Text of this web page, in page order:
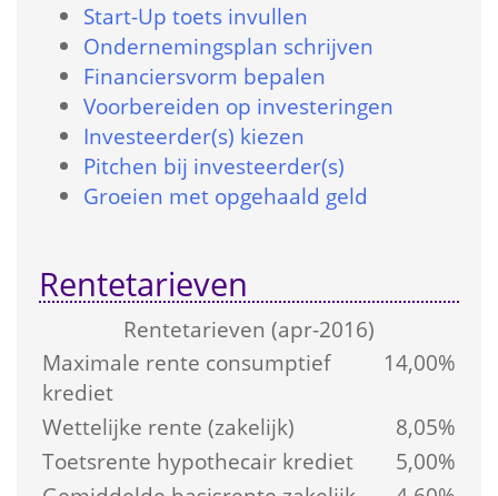
Start-Up toets in­vullen
Onder­nemings­plan schrijven
Financiers­vorm bepalen
Voorbereiden op investeringen
Investeerder(s) kiezen
Pitchen bij investeerder(s)
Groeien met opgehaald geld
Rentetarieven
Rente­tarieven (apr-2016)
Maximale rente consumptief
krediet
14,00%
Wettelijke rente (zakelijk)
8,05%
Toetsrente hypothecair krediet
5,00%